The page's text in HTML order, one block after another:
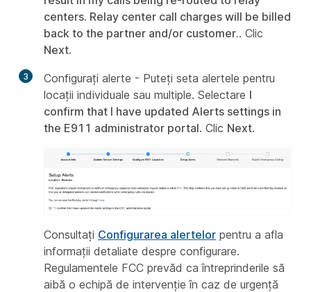
centers. Relay center call charges will be billed
back to the partner and/or customer.. Clic
Next.
3
Configurați alerte - Puteți seta alertele pentru
locații individuale sau multiple. Selectare I
confirm that I have updated Alerts settings in
the E911 administrator portal. Clic Next.
Consultați Configurarea alertelor pentru a afla
informații detaliate despre configurare.
Regulamentele FCC prevăd ca întreprinderile să
aibă o echipă de intervenție în caz de urgență